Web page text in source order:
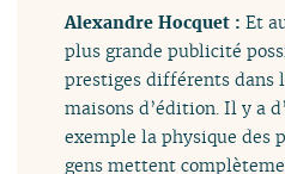
Alexandre Hocquet :Et
plus grande publicité
prestiges différents dans
maisons d’édition. Il y a
exemple la physique des
gens mettent